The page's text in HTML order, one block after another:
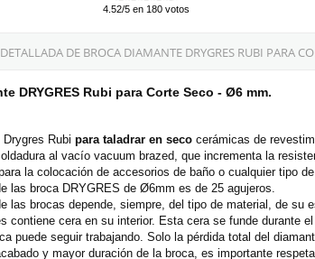
4.52/5 en 180 votos
DE BROCA DIAMANTE DRYGRES RUBI PARA
DRYGRES Rubi para Corte Seco - Ø6 mm.
Rubi para taladrar en seco cerámicas de
al vacío vacuum brazed, que incrementa la
la colocación de accesorios de baño o cualquier tipo
las broca DRYGRES de Ø6mm es de 25 agujeros.
las brocas depende, siempre, del tipo de material, de su
contiene cera en su interior. Esta cera se funde
puede seguir trabajando. Solo la pérdida total del
y mayor duración de la broca, es importante